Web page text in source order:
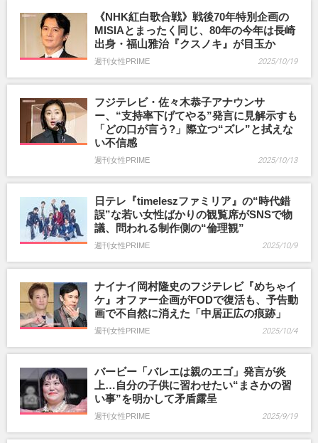
《NHK紅白歌合戦》戦後70年特別企画の
MISIAとまったく同じ、80年の今年は長崎
出身・福山雅治『クスノキ』が目玉か
週刊女性PRIME 2025/10/19
フジテレビ・佐々木恭子アナウンサ
ー、“支持率下げてやる”発言に見解示すも
「どの口が言う?」際立つ“ズレ”と拭えな
い不信感
週刊女性PRIME 2025/10/13
日テレ『timeleszファミリア』の“時代錯
誤”な若い女性ばかりの観覧席がSNSで物
議、問われる制作側の“倫理観”
週刊女性PRIME 2025/10/9
ナイナイ岡村隆史のフジテレビ『めちゃイ
ケ』オファー企画がFODで復活も、予告動
画で不自然に消えた「中居正広の痕跡」
週刊女性PRIME 2025/10/4
バービー「バレエは親のエゴ」発言が炎
上…自分の子供に習わせたい“まさかの習
い事”を明かして矛盾露呈
週刊女性PRIME 2025/9/19